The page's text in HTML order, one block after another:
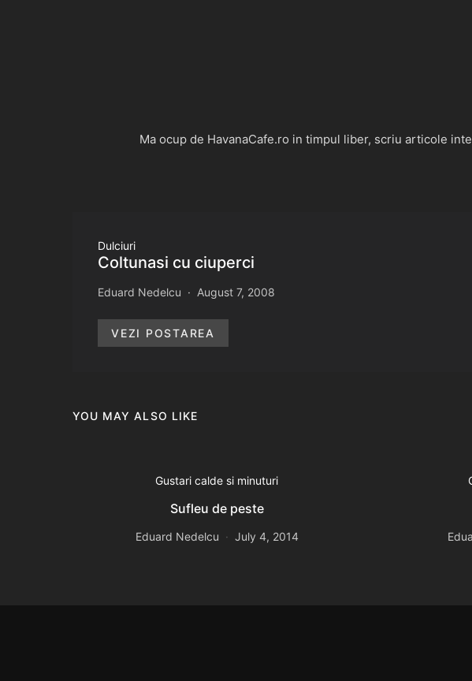
Ma ocup de HavanaCafe.ro in timpul liber, scriu articole
Dulciuri
Coltunasi cu ciuperci
Eduard Nedelcu August 7, 2008
VEZI POSTAREA
YOU MAY ALSO LIKE
Gustari calde si minuturi
Sufleu de peste
Eduard Nedelcu July 4, 2014